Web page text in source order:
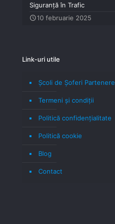
Siguranță în Trafic
10 februarie 2025
Link-uri utile
Școli de Șoferi Partenere
Termeni şi condiţii
Politică confidenţialitate
Politică cookie
Blog
Contact